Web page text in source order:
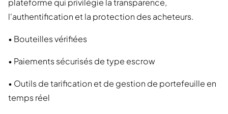
plateforme qui privilégie la transparence,
l'authentification et la protection des acheteurs.
• Bouteilles vérifiées
• Paiements sécurisés de type escrow
• Outils de tarification et de gestion de portefeuille en
temps réel